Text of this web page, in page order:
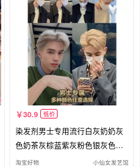
30.9 低价
染发剂男士专用流行白灰奶奶灰
色奶茶灰棕蓝紫灰粉色银灰色染
发膏
淘宝好物 小仙女发艺馆